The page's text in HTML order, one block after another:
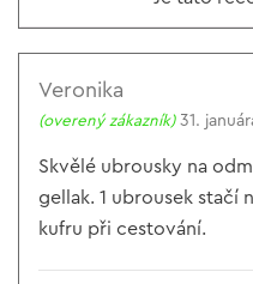
Veronika
(overený zákazník) 31.
Skvělé ubrousky na
gellak. 1 ubrousek stačí
kufru při cestování.